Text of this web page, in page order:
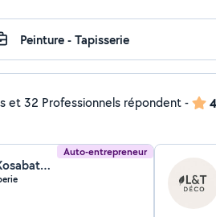
et 32 Professionnels répondent-
Auto-entrepreneur
Huseyin Kosanak (Kosabat22)